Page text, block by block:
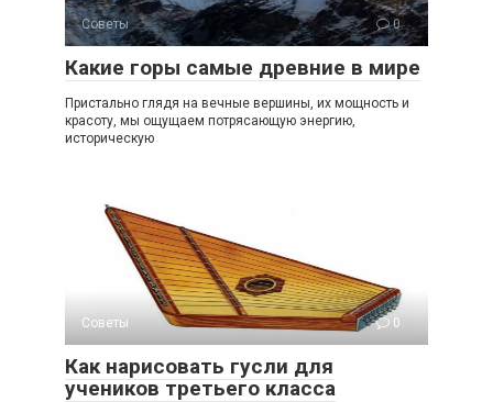
Советы 0
Какие горы самые древние в мире
Пристально глядя на вечные вершины, их мощность и
красоту, мы ощущаем потрясающую энергию,
историческую
Советы 0
Как нарисовать гусли для
учеников третьего класса